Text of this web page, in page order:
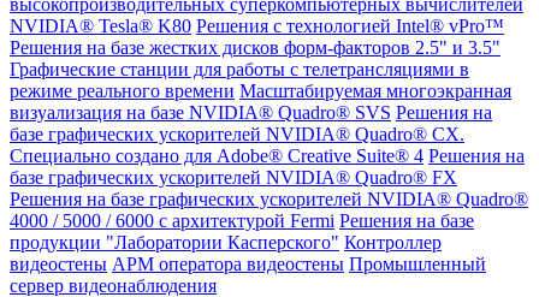
NVIDIA® Tesla® K80 Решения с технологией Intel® vPro™
Решения на базе жестких дисков форм-факторов 2.5" и 3.5"
Графические станции для работы с телетрансляциями в
режиме реального времени Масштабируемая многоэкранная
визуализация на базе NVIDIA® Quadro® SVS Решения на
базе графических ускорителей NVIDIA® Quadro® CX.
Специально создано для Adobe® Creative Suite® 4 Решения на
базе графических ускорителей NVIDIA® Quadro® FX
Решения на базе графических ускорителей NVIDIA® Quadro®
4000 / 5000 / 6000 с архитектурой Fermi Решения на базе
продукции "Лаборатории Касперского" Контроллер
видеостены АРМ оператора видеостены Промышленный
сервер видеонаблюдения